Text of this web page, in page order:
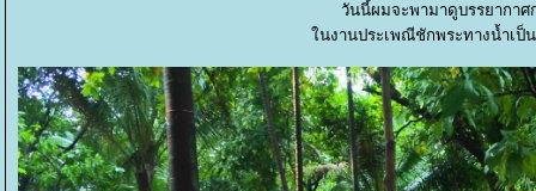
วันนี้ผมจะพามาดูบรรยากา
นงานประเพณีชักพระทางน้ำเป็